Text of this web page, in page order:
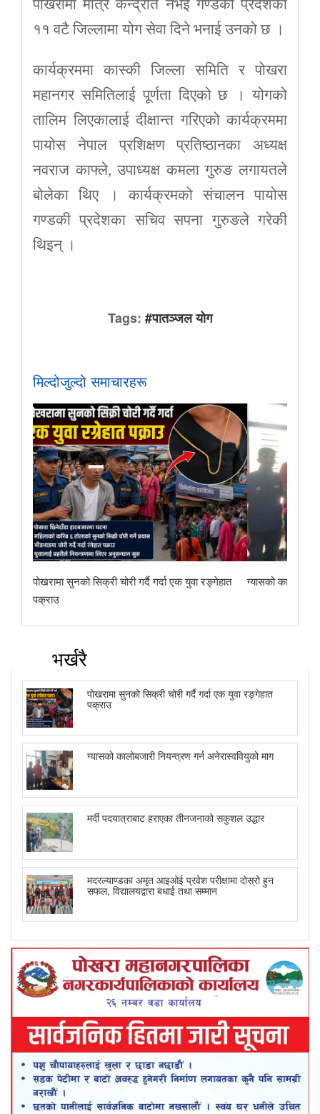
पोखरामा मात्र केन्द्रीत नभई गण्डकी प्रदेशका
११ वटै जिल्लामा योग सेवा दिने भनाई उनको छ ।
कार्यक्रममा कास्की जिल्ला समिति र पोखरा
महानगर समितिलाई पूर्णता दिएको छ । योगको
तालिम लिएकालाई दीक्षान्त गरिएको कार्यक्रममा
पायोस नेपाल प्रशिक्षण प्रतिष्ठानका अध्यक्ष
नवराज काफ्ले, उपाध्यक्ष कमला गुरुङ लगायतले
बोलेका थिए । कार्यक्रमको संचालन पायोस
गण्डकी प्रदेशका सचिव सपना गुरुङले गरेकी
थिइन् ।
Tags: #पातञ्जल योग
मिल्दोजुल्दो समाचारहरू
पोखरामा सुनको सिक्री चोरी गर्दै गर्दा एक युवा रङ्गेहात
पक्राउ
ग्यासको
भर्खरै
पोखरामा सुनको सिक्री चोरी गर्दै गर्दा एक युवा रङ्गेहात
पक्राउ
ग्यासको कालोबजारी नियन्त्रण गर्न अनेरास्ववियुको माग
मर्दी पदयात्राबाट हराएका तीनजनाको सकुशल उद्धार
मदरल्याण्डका अमृत आइओई प्रवेश परीक्षामा दोस्रो हुन
सफल, विद्यालयद्वारा बधाई तथा सम्मान